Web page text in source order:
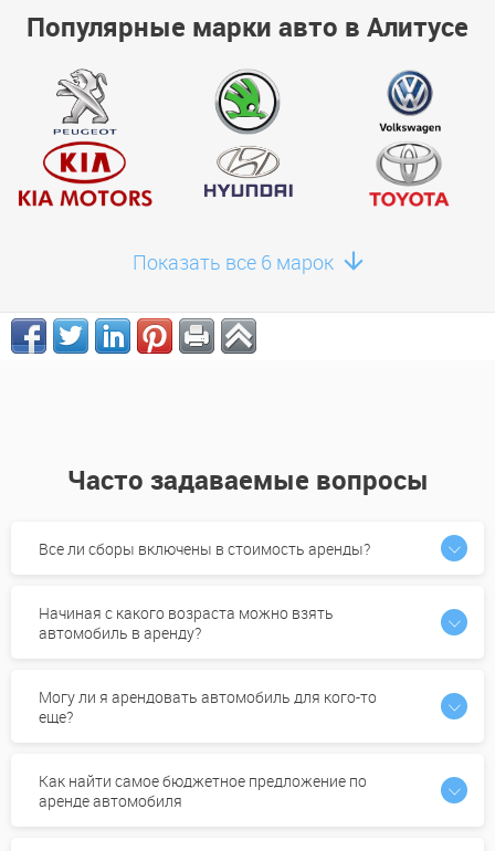
Популярные марки авто в Алитусе
Показать все 6 марок
Часто задаваемые вопросы
Все ли сборы включены в стоимость аренды?
Начиная с какого возраста можно взять
автомобиль в аренду?
Могу ли я арендовать автомобиль для кого-то
еще?
Как найти самое бюджетное предложение по
аренде автомобиля